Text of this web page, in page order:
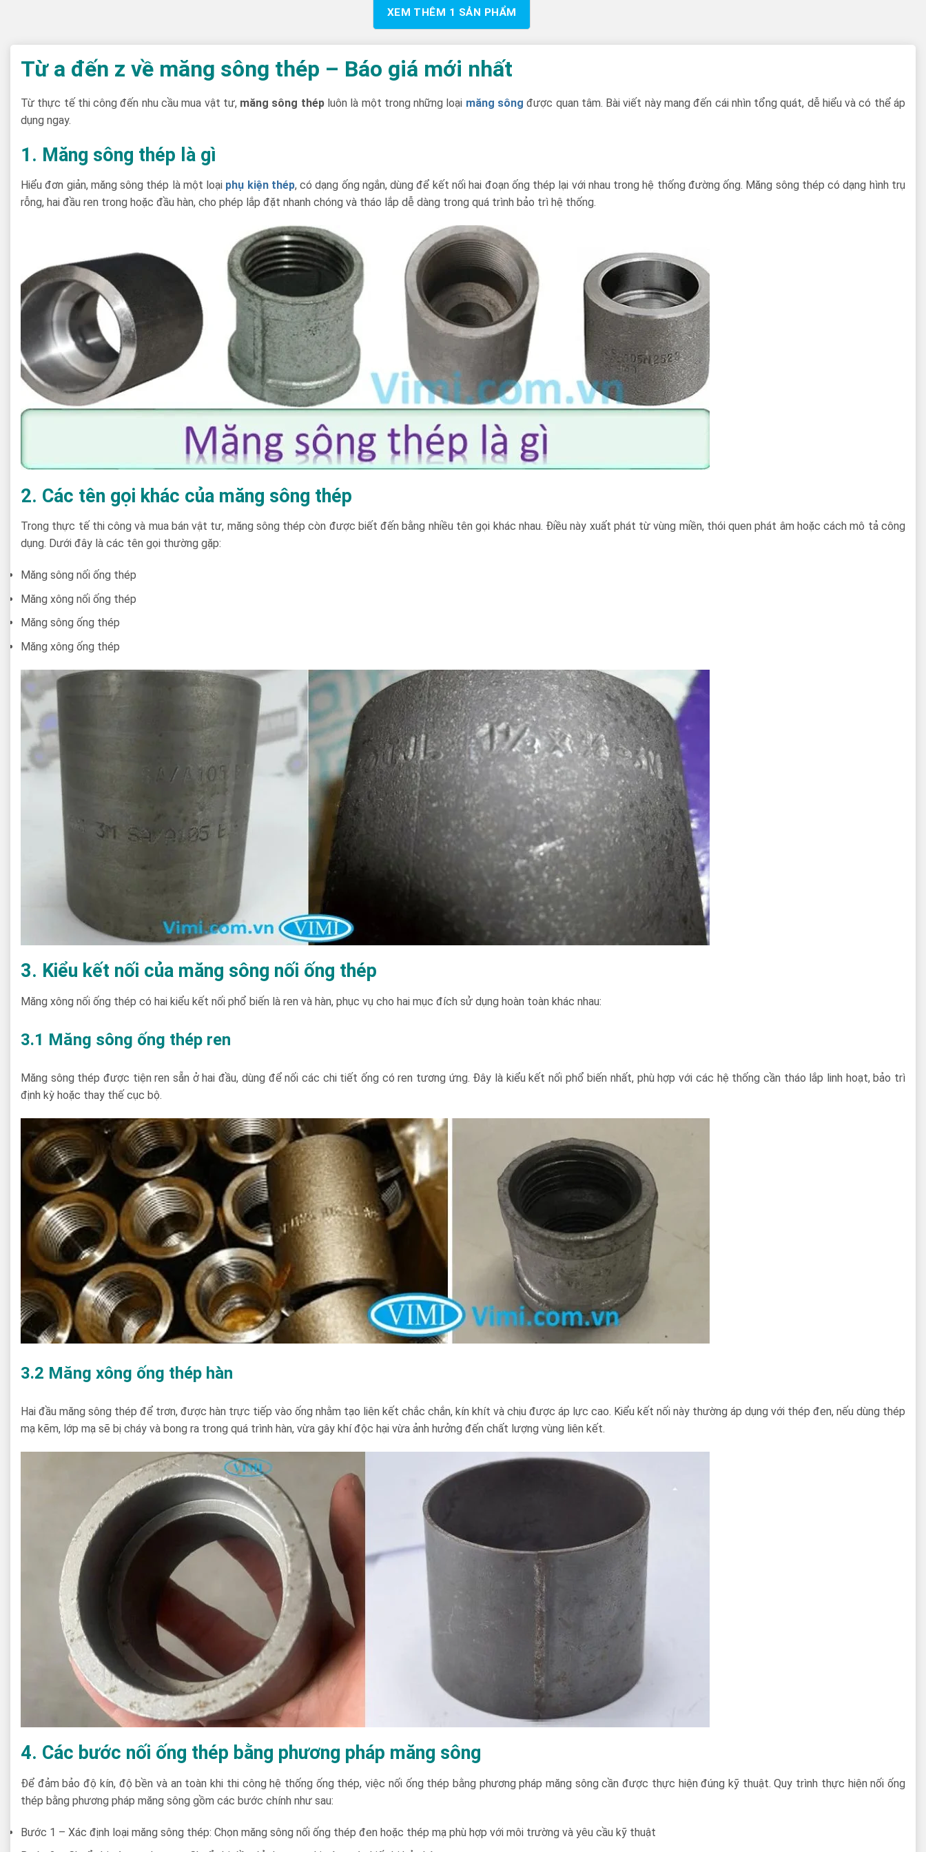
XEM THÊM 1 SẢN PHẨM
Từ a đến z về măng sông thép – Báo giá mới nhất
Từ thực tế thi công đến nhu cầu mua vật tư, măng sông thépluôn là một trong những loại măng sông được quan tâm. Bài viết này mang đến cái nhìn tổng quát, dễ hiểu và có thể áp
dụng ngay.
1. Măng sông thép là gì
Hiểu đơn giản, măng sông thép là một loại phụ kiện thép, có dạng ống ngắn, dùng để kết nối hai đoạn ống thép lại với nhau trong hệ thống đường ống. Măng sông thép có dạng hình trụ
rỗng, hai đầu ren trong hoặc đầu hàn, cho phép lắp đặt nhanh chóng và tháo lắp dễ dàng trong quá trình bảo trì hệ thống.
2. Các tên gọi khác của măng sông thép
Trong thực tế thi công và mua bán vật tư, măng sông thép còn được biết đến bằng nhiều tên gọi khác nhau. Điều này xuất phát từ vùng miền, thói quen phát âm hoặc cách mô tả công
dụng. Dưới đây là các tên gọi thường gặp:
Măng sông nối ống thép
Măng xông nối ống thép
Măng sông ống thép
Măng xông ống thép
3. Kiểu kết nối của măng sông nối ống thép
Măng xông nối ống thép có hai kiểu kết nối phổ biến là ren và hàn, phục vụ cho hai mục đích sử dụng hoàn toàn khác nhau:
3.1 Măng sông ống thép ren
Măng sông thép được tiện ren sẵn ở hai đầu, dùng để nối các chi tiết ống có ren tương ứng. Đây là kiểu kết nối phổ biến nhất, phù hợp với các hệ thống cần tháo lắp linh hoạt, bảo trì
định kỳ hoặc thay thế cục bộ.
3.2 Măng xông ống thép hàn
Hai đầu măng sông thép để trơn, được hàn trực tiếp vào ống nhằm tạo liên kết chắc chắn, kín khít và chịu được áp lực cao. Kiểu kết nối này thường áp dụng với thép đen, nếu dùng thép
mạ kẽm, lớp mạ sẽ bị cháy và bong ra trong quá trình hàn, vừa gây khí độc hại vừa ảnh hưởng đến chất lượng vùng liên kết.
4. Các bước nối ống thép bằng phương pháp măng sông
Để đảm bảo độ kín, độ bền và an toàn khi thi công hệ thống ống thép, việc nối ống thép bằng phương pháp măng sông cần được thực hiện đúng kỹ thuật. Quy trình thực hiện nối ống
thép bằng phương pháp măng sông gồm các bước chính như sau:
Bước 1 – Xác định loại măng sông thép: Chọn măng sông nối ống thép đen hoặc thép mạ phù hợp với môi trường và yêu cầu kỹ thuật